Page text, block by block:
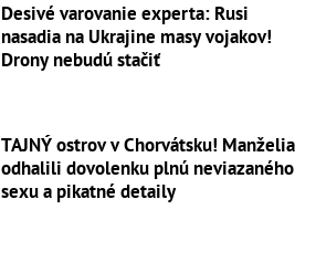
Desivé varovanie experta: Rusi
nasadia na Ukrajine masy vojakov!
Drony nebudú stačiť
TAJNÝ ostrov v Chorvátsku! Manželia
odhalili dovolenku plnú neviazaného
sexu a pikatné detaily